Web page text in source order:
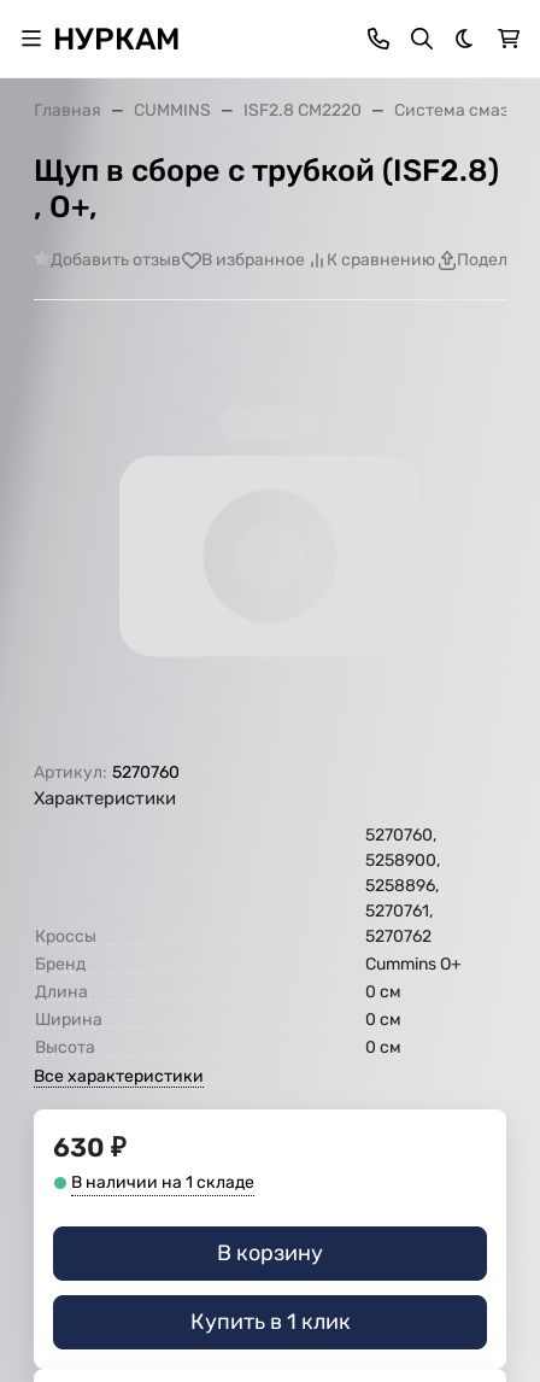
НУРКАМ Темная
Главная CUMMINS ISF2.8 CM2220 Система смазки
Щуп в сборе с трубкой (ISF2.8)
, О+,
Добавить отзыв В избранное К сравнению
Артикул: 5270760
Характеристики
Кроссы
5270760,
5258900,
5258896,
5270761,
5270762
Бренд
Cummins O+
Длина
0 см
Ширина
0 см
Высота
0 см
Все характеристики
630 ₽
В наличии на 1 складе
В корзину
Купить в 1 клик